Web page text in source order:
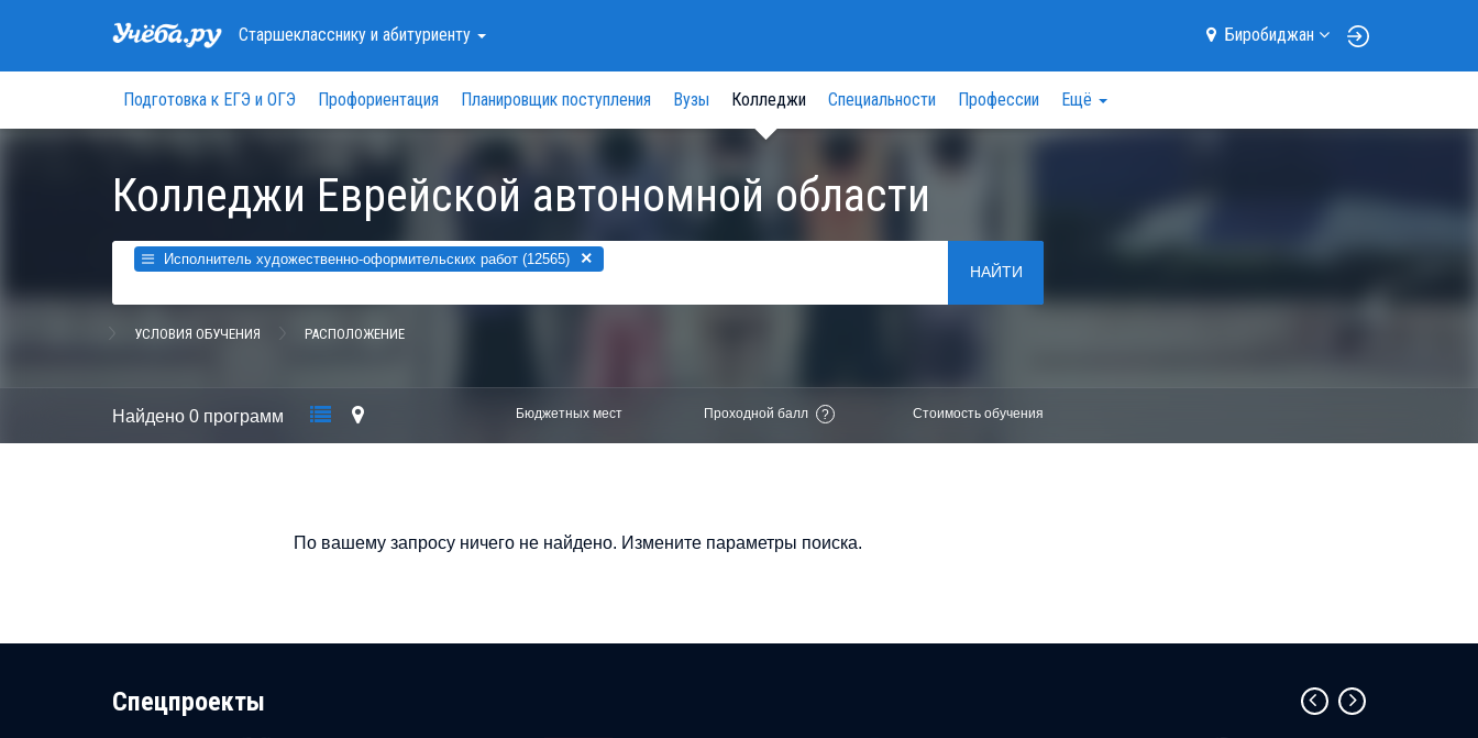
Старшеклассникуи абитуриенту Биробиджан
Подготовка к ЕГЭ и ОГЭ Профориентация Планировщик поступления Вузы Колледжи Специальности Профессии Ещё
Колледжи Еврейской автономной области
Исполнитель художественно-оформительских работ (12565) ×
НАЙТИ
УСЛОВИЯ ОБУЧЕНИЯ РАСПОЛОЖЕНИЕ
Найдено 0 программ Бюджетных мест Проходной балл ? Стоимость обучения
По вашему запросу ничего не найдено. Измените параметры поиска.
Cпецпроекты